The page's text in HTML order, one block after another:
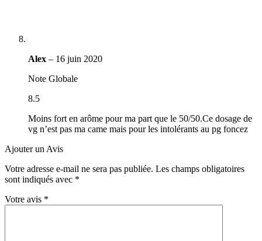
Alex – 16 juin 2020
Note Globale
8.5
Moins fort en arôme pour ma part que le 50/50.Ce dosage de
vg n’est pas ma came mais pour les intolérants au pg foncez
Ajouter un Avis
Votre adresse e-mail ne sera pas publiée. Les champs obligatoires
sont indiqués avec *
Votre avis *